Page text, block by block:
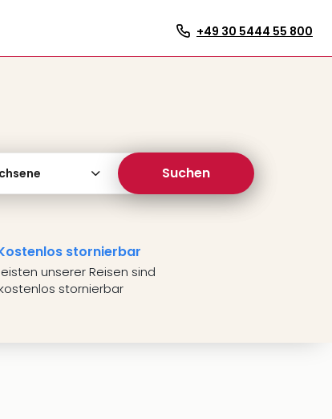
+49 30 5444 55 800
Suchen
stornierbar
unserer Reisen sind
stornierbar